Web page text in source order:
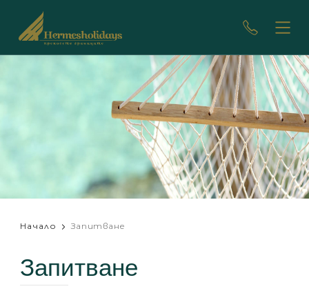
Начало Запитване
Запитване